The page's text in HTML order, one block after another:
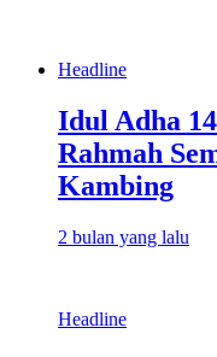
Headline
Idul Adha
Rahmah
Kambing
2 bulan yang lalu
Headline